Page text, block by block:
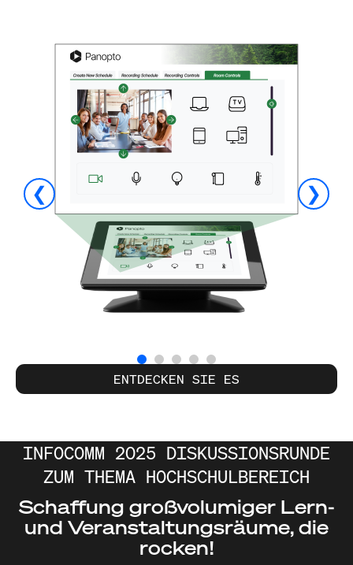
❮ ❯
ENTDECKEN SIE ES
INFOCOMM 2025 DISKUSSIONSRUNDE
ZUM THEMA HOCHSCHULBEREICH
Schaffung großvolumiger Lern-
und Veranstaltungsräume, die
rocken!